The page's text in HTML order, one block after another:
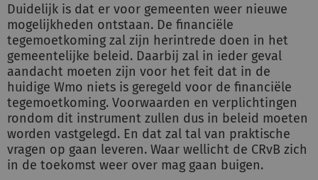
Duidelijk is dat er voor gemeenten weer nieuwe
mogelijkheden ontstaan. De financiële
tegemoetkoming zal zijn herintrede doen in het
gemeentelijke beleid. Daarbij zal in ieder geval
aandacht moeten zijn voor het feit dat in de
huidige Wmo niets is geregeld voor de financiële
tegemoetkoming. Voorwaarden en verplichtingen
rondom dit instrument zullen dus in beleid moeten
worden vastgelegd. En dat zal tal van praktische
vragen op gaan leveren. Waar wellicht de CRvB zich
in de toekomst weer over mag gaan buigen.